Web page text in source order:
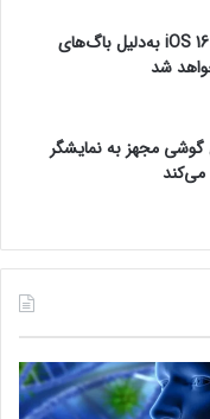
نسخه آزمایشی عمومی iOS 16 به‌دلیل باگ‌های
شد
گوشی مجهز به نمایشگر
می‌کند